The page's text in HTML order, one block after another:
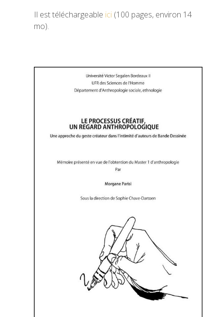
Il est téléchargeable ici (100 pages, environ 14
mo).